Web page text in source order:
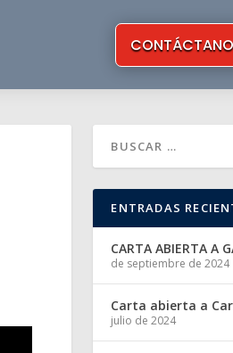
ENTRADAS
CARTA ABIERTA A
de septiembre de 2024
Carta abierta a
julio de 2024